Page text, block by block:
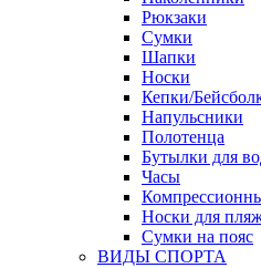
Рюкзаки
Сумки
Шапки
Носки
Кепки/
Напульсники
Полотенца
Бутылки для
Часы
Носки для
Сумки на пояс
ВИДЫ СПОРТА